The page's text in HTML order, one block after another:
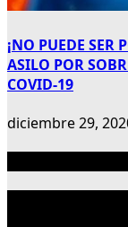
¡NO PUEDE SER
ASILO POR
COVID-19
diciembre 29,